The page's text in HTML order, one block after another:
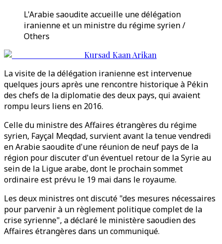
L'Arabie saoudite accueille une délégation
iranienne et un ministre du régime syrien /
Others
Kursad Kaan Arikan
La visite de la délégation iranienne est intervenue
quelques jours après une rencontre historique à Pékin
des chefs de la diplomatie des deux pays, qui avaient
rompu leurs liens en 2016.
Celle du ministre des Affaires étrangères du régime
syrien, Fayçal Meqdad, survient avant la tenue vendredi
en Arabie saoudite d'une réunion de neuf pays de la
région pour discuter d'un éventuel retour de la Syrie au
sein de la Ligue arabe, dont le prochain sommet
ordinaire est prévu le 19 mai dans le royaume.
Les deux ministres ont discuté "des mesures nécessaires
pour parvenir à un règlement politique complet de la
crise syrienne", a déclaré le ministère saoudien des
Affaires étrangères dans un communiqué.